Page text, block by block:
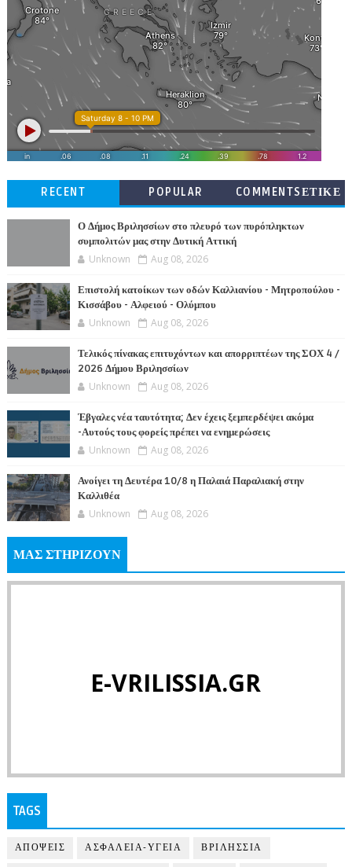
RECENT POPULAR
COMMENTSΕΤΙΚΕ
Ο Δήμος Βριλησσίων στο πλευρό των πυρόπληκτων
συμπολιτών μας στην Δυτική Αττική
Unknown Aug 08, 2026
Επιστολή κατοίκων των οδών Καλλιανίου - Μητροπούλου -
Κισσάβου - Αλφειού - Ολύμπου
Unknown Aug 08, 2026
Τελικός πίνακας επιτυχόντων και απορριπτέων της ΣΟΧ 4 /
2026 Δήμου Βριλησσίων
Unknown Aug 08, 2026
Έβγαλες νέα ταυτότητα; Δεν έχεις ξεμπερδέψει ακόμα
-Αυτούς τους φορείς πρέπει να ενημερώσεις
Unknown Aug 08, 2026
Ανοίγει τη Δευτέρα 10/8 η Παλαιά Παραλιακή στην
Καλλιθέα
Unknown Aug 08, 2026
ΜΑΣ ΣΤΗΡΙΖΟΥΝ
E-VRILISSIA.GR
TAGS
ΑΠΟΨΕΙΣ ΑΣΦΑΛΕΙΑ-ΥΓΕΙΑ ΒΡΙΛΗΣΣΙΑ